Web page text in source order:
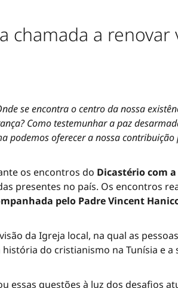
chamada a renovar
se encontra o centro da nossa
Como testemunhar a paz
podemos oferecer a nossa
os encontros do Dicastério com
presentes no país. Os encontros
pelo Padre Vincent
da Igreja local, na qual as
do cristianismo na Tunísia e a
questões à luz dos desafios